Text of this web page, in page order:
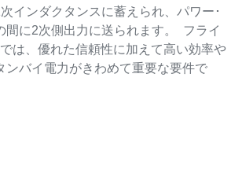
インダクタンスに蓄えられ、パワー･
間に2次側出力に送られます。 フライ
は、優れた信頼性に加えて高い効率や
ンバイ電力がきわめて重要な要件で